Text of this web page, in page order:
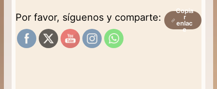
Por favor, síguenos y comparte:
Copia
r
enlac
e